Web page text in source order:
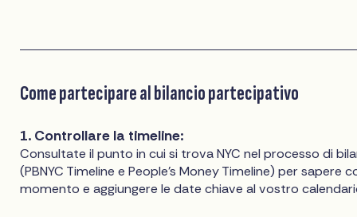
Come partecipare al bilancio partecipativo
1. Controllare la timeline:
Consultate il punto in cui si trova NYC nel processo di
(PBNYC Timeline e People's Money Timeline) per sapere
momento e aggiungere le date chiave al vostro